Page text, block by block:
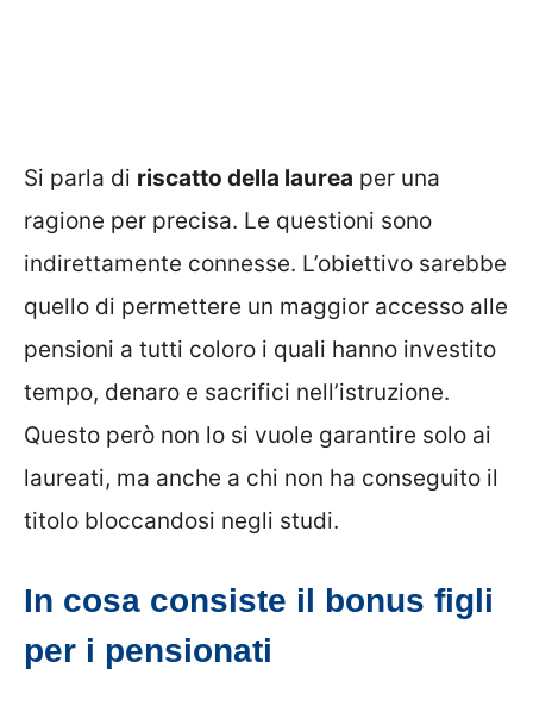
Si parla di riscatto della laurea per una
ragione per precisa. Le questioni sono
indirettamente connesse. L’obiettivo sarebbe
quello di permettere un maggior accesso alle
pensioni a tutti coloro i quali hanno investito
tempo, denaro e sacrifici nell’istruzione.
Questo però non lo si vuole garantire solo ai
laureati, ma anche a chi non ha conseguito il
titolo bloccandosi negli studi.
In cosa consiste il bonus figli
per i pensionati